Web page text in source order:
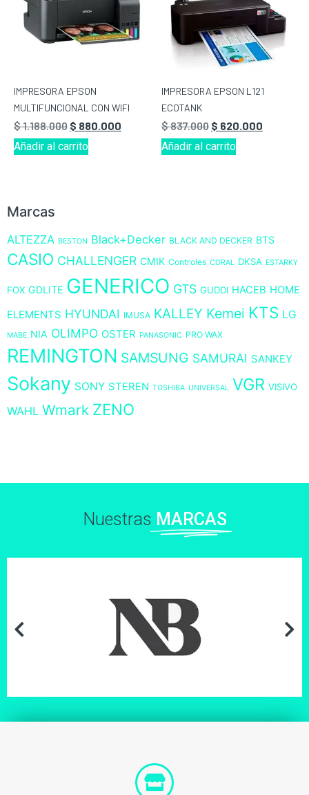
IMPRESORA EPSON
MULTIFUNCIONAL CON WIFI
$1.188.000 $ 880.000
Añadir al carrito
IMPRESORA EPSON L121
ECOTANK
$837.000 $ 620.000
Añadir al carrito
Marcas
ALTEZZA BESTON Black+Decker BLACK AND DECKER BTS
CASIO CHALLENGER CMIK Controles CORAL DKSA ESTARKY
FOX GDLITE GENERICO GTS GUDDI HACEB HOME
ELEMENTS HYUNDAI IMUSA KALLEY Kemei KTS LG
MABE NIA OLIMPO OSTER PANASONIC PRO WAX
REMINGTON SAMSUNG SAMURAI SANKEY
Sokany SONY STEREN TOSHIBA UNIVERSAL VGR VISIVO
WAHL Wmark ZENO
Nuestras MARCAS